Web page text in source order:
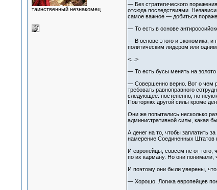
таинственный незнакомец
— Без стратегического
отсюда последствиями.
самое важное — добиться
— То есть в основе
— В основе этого и экономика, и
политическим лидером или
<...>
— То есть бусы менять на золото
— Совершенно верно. Вот о чем
требовать равноправного
следующее: постепенно, но
Повторяю: другой силы кроме
Они же попытались несколько
административной силы, какая
А денег на то, чтобы заплатить
намерение Соединенных Штатов
И европейцы, совсем не от того,
по их карману. Но они понимали,
И поэтому они были уверены,
— Хорошо. Логика европейцев